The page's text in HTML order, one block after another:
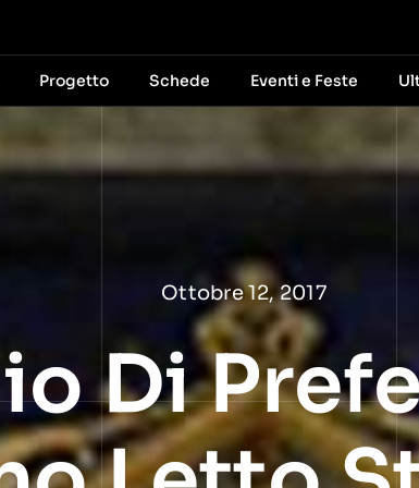
Progetto Schede Eventi e Feste
Ottobre 12, 2017
Di